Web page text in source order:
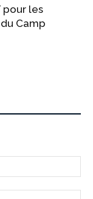
pour les
Camp